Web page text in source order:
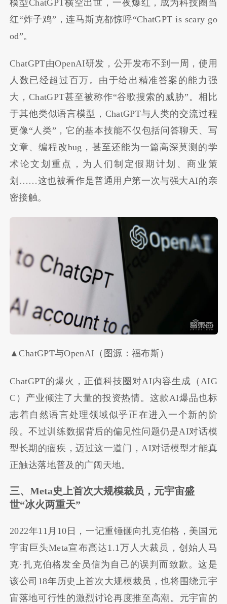
模型ChatGPT横空出世，一夜爆红，成为科技圈当
红“炸子鸡”，连马斯克都惊呼“ChatGPT is scary go
od”。
ChatGPT由OpenAI研发，公开发布不到一周，使用
人数已经超过百万。由于给出精准答案的能力强
大，ChatGPT甚至被称作“谷歌搜索的威胁”。相比
于其他类似语言模型，ChatGPT与人类的交流过程
更像“人类”，它的基本技能不仅包括问答聊天、写
文章、编程改bug，甚至还能为一篇高深莫测的学
术论文划重点，为人们制定假期计划、商业策
划……这也被看作是普通用户第一次与强大AI的亲
密接触。
▲ChatGPT与OpenAI（图源：福布斯）
ChatGPT的爆火，正值科技圈对AI内容生成（AIG
C）产业倾注了大量的投资热情。这款AI爆品也标
志着自然语言处理领域似乎正在进入一个新的阶
段。不过训练数据背后的偏见性问题仍是AI对话模
型长期的痼疾，迈过这一道门，AI对话模型才能真
正触达落地普及的广阔天地。
三、Meta史上首次大规模裁员，元宇宙盛
世“冰火两重天”
2022年11月10日，一记重锤砸向扎克伯格，美国元
宇宙巨头Meta宣布高达1.1万人大裁员，创始人马
克·扎克伯格发全员信为自己的误判而致歉。这是
该公司18年历史上首次大规模裁员，也将围绕元宇
宙落地可行性的激烈讨论再度推至高潮。元宇宙的